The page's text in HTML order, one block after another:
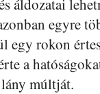
áldozatai
egyre
egy rokon
a
múltját.